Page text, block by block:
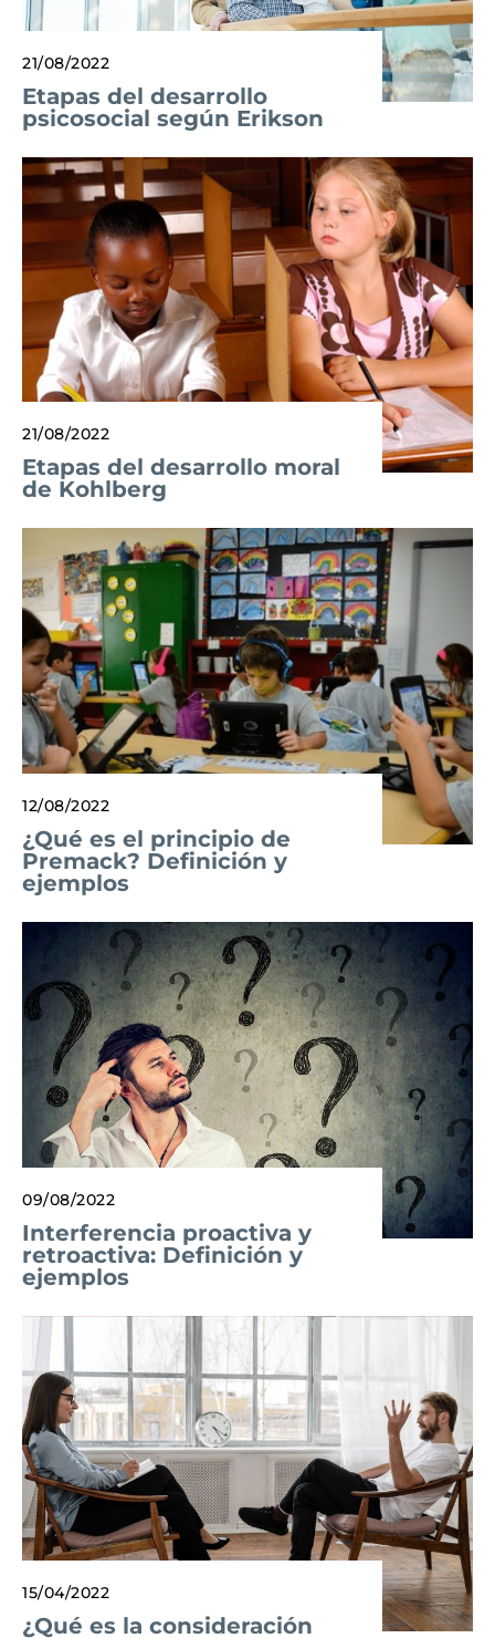
21/08/2022
Etapas del desarrollo
psicosocial según Erikson
21/08/2022
Etapas del desarrollo moral
de Kohlberg
12/08/2022
¿Qué es el principio de
Premack? Definición y
ejemplos
09/08/2022
Interferencia proactiva y
retroactiva: Definición y
ejemplos
15/04/2022
¿Qué es la consideración